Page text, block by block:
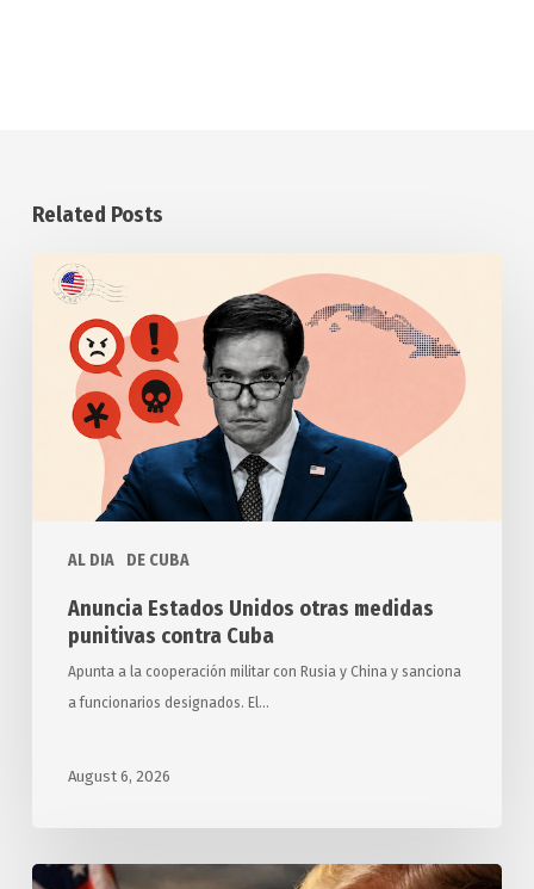
Related Posts
AL DIA DE CUBA
Anuncia
Estados
Unidos
medidas
punitivas
Anuncia Estados Unidos otras medidas
punitivas contra Cuba
Apunta a la cooperación militar con Rusia y China y sanciona
a funcionarios designados. El…
August 6, 2026
Exigen